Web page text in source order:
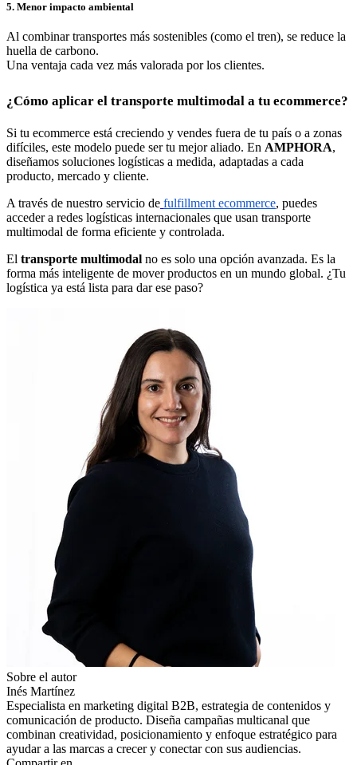
5. Menor impacto ambiental
Al combinar transportes más sostenibles (como el tren), se reduce la
huella de carbono.
Una ventaja cada vez más valorada por los clientes.
¿Cómo aplicar el transporte multimodal a tu ecommerce?
Si tu ecommerce está creciendo y vendes fuera de tu país o a zonas
difíciles, este modelo puede ser tu mejor aliado. En AMPHORA,
diseñamos soluciones logísticas a medida, adaptadas a cada
producto, mercado y cliente.
A través de nuestro servicio de fulfillment ecommerce, puedes
acceder a redes logísticas internacionales que usan transporte
multimodal de forma eficiente y controlada.
El transporte multimodal no es solo una opción avanzada. Es la
forma más inteligente de mover productos en un mundo global. ¿Tu
logística ya está lista para dar ese paso?
Sobre el autor
Inés Martínez
Especialista en marketing digital B2B, estrategia de contenidos y
comunicación de producto. Diseña campañas multicanal que
combinan creatividad, posicionamiento y enfoque estratégico para
ayudar a las marcas a crecer y conectar con sus audiencias.